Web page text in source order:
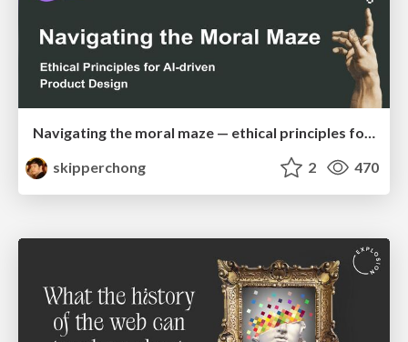
Navigating the moral maze — ethical principles for Al-driven product design
skipperchong
2 470